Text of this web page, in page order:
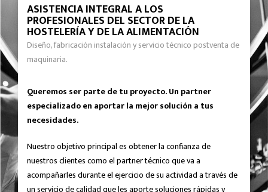
ASISTENCIA INTEGRAL A LOS
PROFESIONALES DEL SECTOR DE LA
HOSTELERÍA Y DE LA ALIMENTACIÓN
Diseño, fabricación instalación y servicio técnico postventa de
maquinaria.
Queremos ser parte de tu proyecto. Un partner
especializado en aportar la mejor solución a tus
necesidades.
Nuestro objetivo principal es obtener la confianza de
nuestros clientes como el partner técnico que va a
acompañarles durante el ejercicio de su actividad a través de